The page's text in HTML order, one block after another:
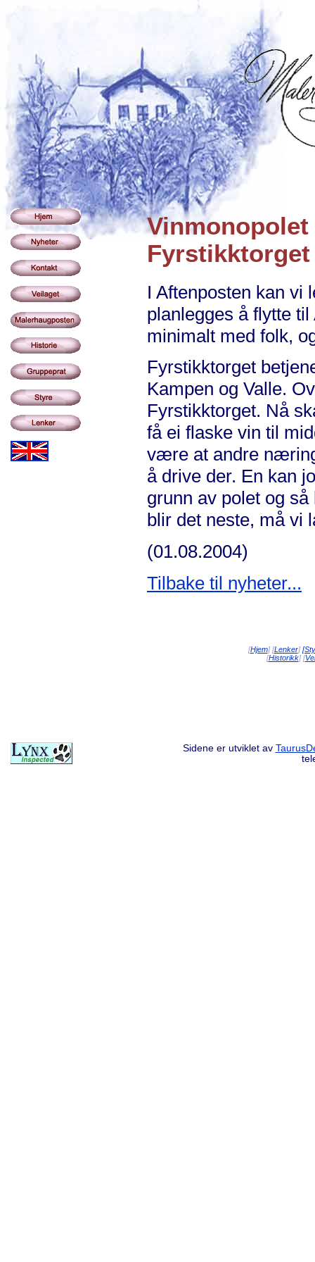
Fyrstikktorget
I Aftenposten kan vi
planlegges å flytte
minimalt med folk,
Fyrstikktorget
Kampen og Valle.
Fyrstikktorget. Nå
få ei flaske vin til
være at andre
å drive der. En kan
grunn av polet og
blir det neste, må vi
(01.08.2004)
Tilbake til nyheter...
[Hjem] [Lenker]
[Historikk] [
Sidene er utviklet av